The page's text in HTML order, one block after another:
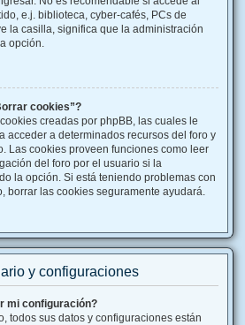
e.j. biblioteca, cyber-cafés, PCs de
la casilla, significa que la administración
opción.
cookies”?
creadas por phpBB, las cuales le
acceder a determinados recursos del foro y
Las cookies proveen funciones como leer
del foro por el usuario si la
la opción. Si está teniendo problemas con
borrar las cookies seguramente ayudará.
y configuraciones
mi configuración?
todos sus datos y configuraciones están